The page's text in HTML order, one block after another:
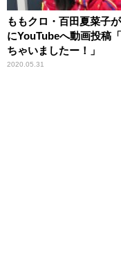
ももクロ・百田夏菜子
にYouTubeへ動画投稿
ちゃいましたー！」
2020.05.31